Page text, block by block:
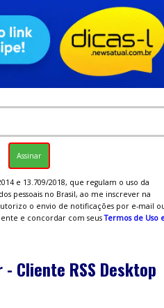
RSS
e 13.709/2018, que regulam o uso da
pessoais no Brasil, ao me inscrever na
o envio de notificações por e-mail
e concordar com seusTermos de Uso
Cliente RSS Desktop